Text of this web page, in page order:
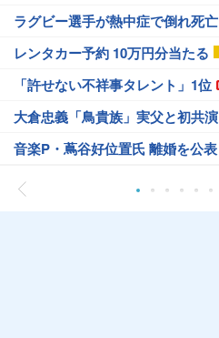
ラグビー選手が熱中症で倒れ死亡
レンタカー予約 10万円分当たる
「許せない不祥事タレント」1位
大倉忠義「鳥貴族」実父と初共演
音楽P・蔦谷好位置氏 離婚を公表